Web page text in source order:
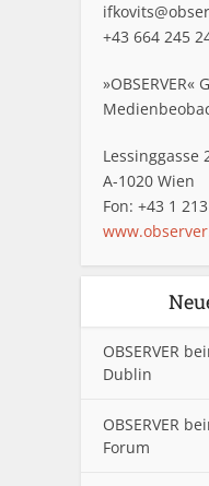
+43 664 245
»OBSERVER«
Lessinggasse
A-1020 Wien
Fon: +43 1
OBSERVER
Dublin
OBSERVER
Forum